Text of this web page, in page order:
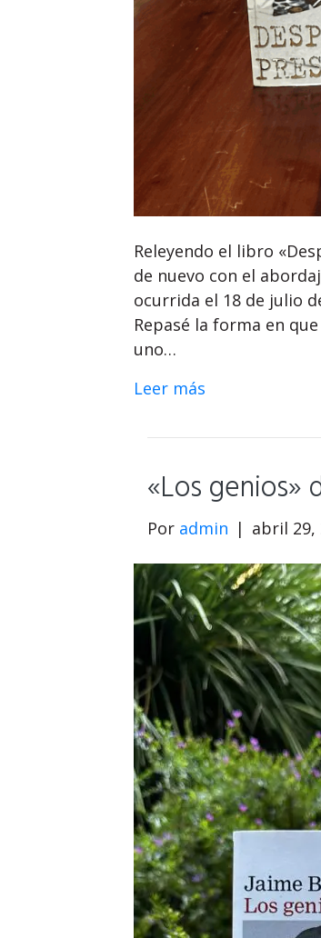
Releyendo el libro
de nuevo con el
ocurrida el 18 de julio
Repasé la forma en
uno…
Leer más
«Los genios»
Por admin | abril 29,